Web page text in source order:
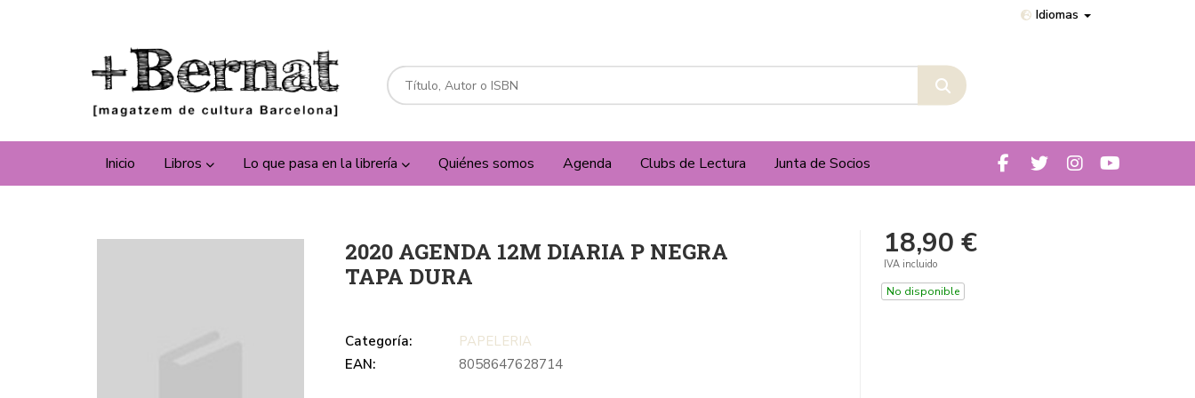
Idiomas
Inicio Libros Lo que pasa en la librería Quiénes somos Agenda Clubs de Lectura Junta de Socios
2020 AGENDA 12M DIARIA P NEGRA
TAPA DURA
Categoría:
PAPELERIA
EAN:
8058647628714
18,90 €
IVA incluido
No disponible